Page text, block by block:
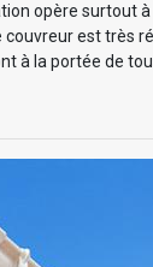
opère surtout
couvreur est très
à la portée de